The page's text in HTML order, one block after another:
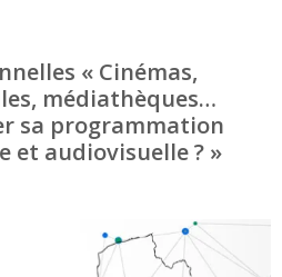
« Cinémas,
médiathèques…
sa programmation
et audiovisuelle ? »